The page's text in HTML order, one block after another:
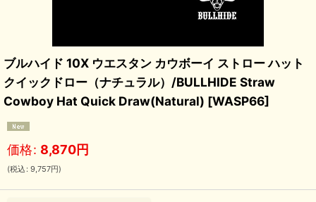
ブルハイド 10X ウエスタン カウボーイ ストロー ハット
クイックドロー（ナチュラル）/BULLHIDE Straw
Cowboy Hat Quick Draw(Natural) [WASP66]
価格: 8,870円
(税込 : 9,757円)